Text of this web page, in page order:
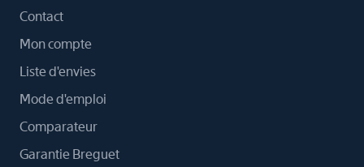
Contact
Mon compte
Liste d'envies
Mode d'emploi
Comparateur
Garantie Breguet